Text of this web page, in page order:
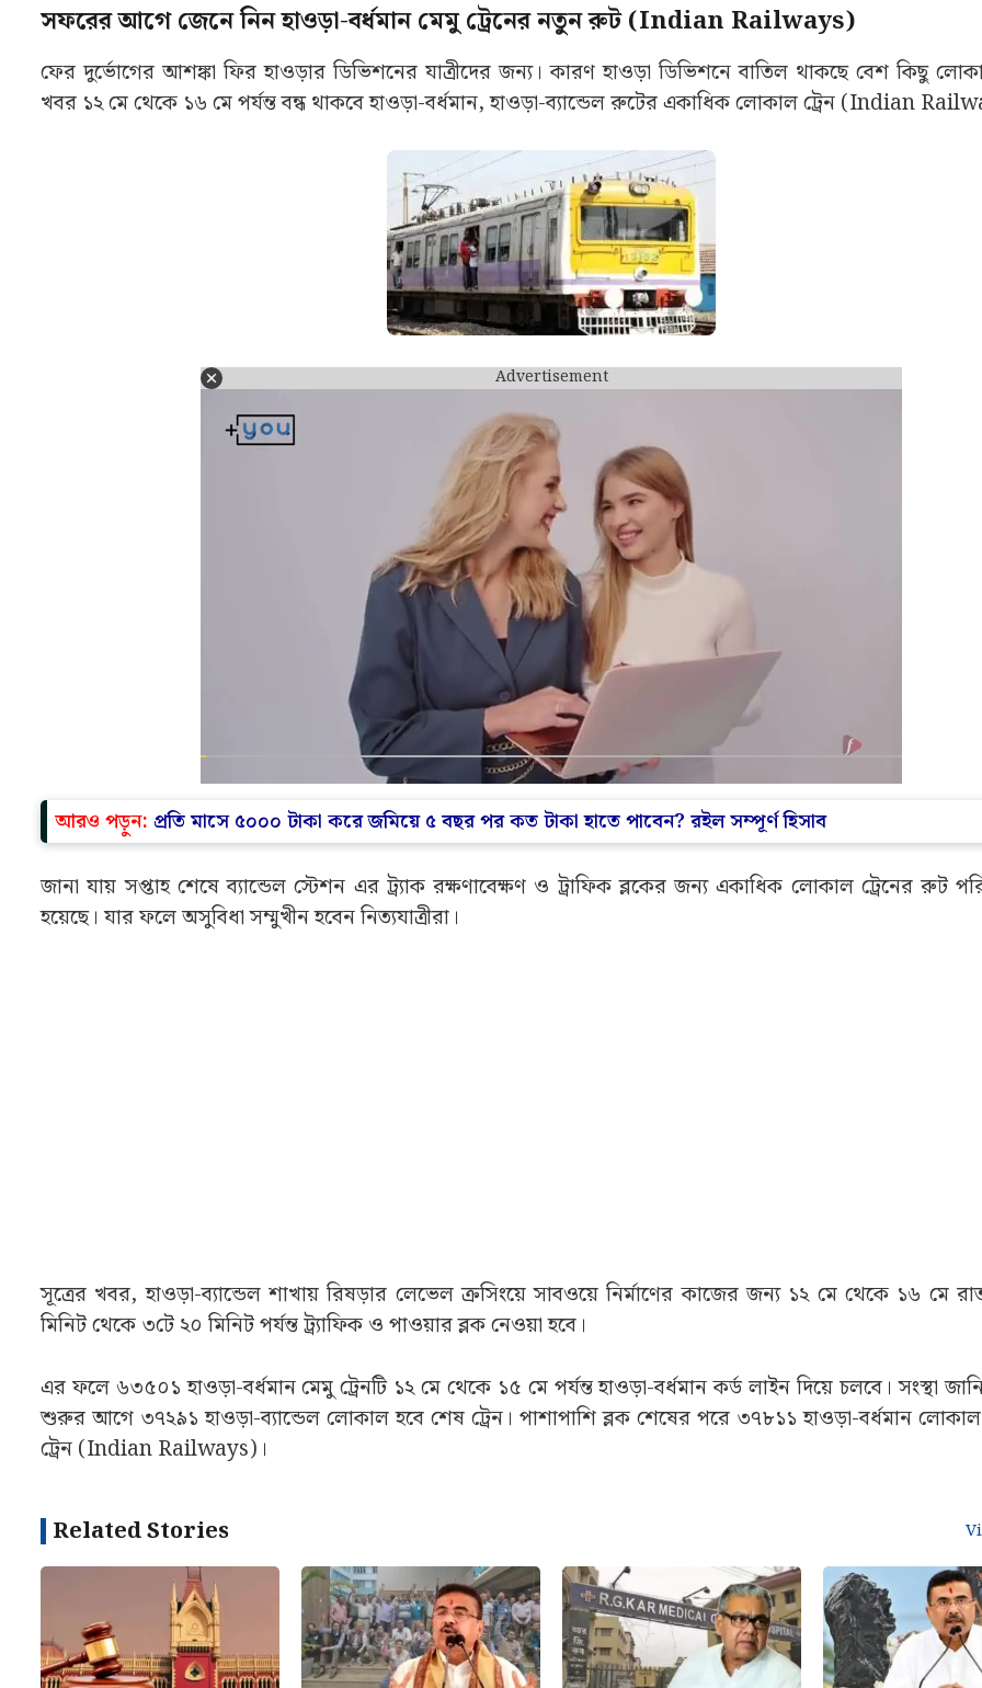
সফরের আগে জেনে নিন হাওড়া-বর্ধমান মেমু ট্রেনের নতুন রুট (Indian Railways)
ফের দুর্ভোগের আশঙ্কা ফির হাওড়ার ডিভিশনের যাত্রীদের জন্য। কারণ হাওড়া ডিভিশনে বাতিল থাকছে বেশ কিছু
খবর ১২ মে থেকে ১৬ মে পর্যন্ত বন্ধ থাকবে হাওড়া-বর্ধমান, হাওড়া-ব্যান্ডেল রুটের একাধিক লোকাল ট্রেন (Indian
Advertisement
আরও পড়ুন: প্রতি মাসে ৫০০০ টাকা করে জমিয়ে ৫ বছর পর কত টাকা হাতে পাবেন? রইল সম্পূর্ণ হিসাব
জানা যায় সপ্তাহ শেষে ব্যান্ডেল স্টেশন এর ট্র্যাক রক্ষণাবেক্ষণ ও ট্রাফিক ব্লকের জন্য একাধিক লোকাল ট্রেনের রুট
হয়েছে। যার ফলে অসুবিধা সম্মুখীন হবেন নিত্যযাত্রীরা।
সূত্রের খবর, হাওড়া-ব্যান্ডেল শাখায় রিষড়ার লেভেল ক্রসিংয়ে সাবওয়ে নির্মাণের কাজের জন্য ১২ মে থেকে ১৬ মে
মিনিট থেকে ৩টে ২০ মিনিট পর্যন্ত ট্র্যাফিক ও পাওয়ার ব্লক নেওয়া হবে।
এর ফলে ৬৩৫০১ হাওড়া-বর্ধমান মেমু ট্রেনটি ১২ মে থেকে ১৫ মে পর্যন্ত হাওড়া-বর্ধমান কর্ড লাইন দিয়ে চলবে। সংস্থা
শুরুর আগে ৩৭২৯১ হাওড়া-ব্যান্ডেল লোকাল হবে শেষ ট্রেন। পাশাপাশি ব্লক শেষের পরে ৩৭৮১১ হাওড়া-বর্ধমান
ট্রেন (Indian Railways)।
Related Stories